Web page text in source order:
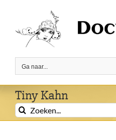
inhoud
Ga naar...
Tiny Kahn
Zoeken
naar: